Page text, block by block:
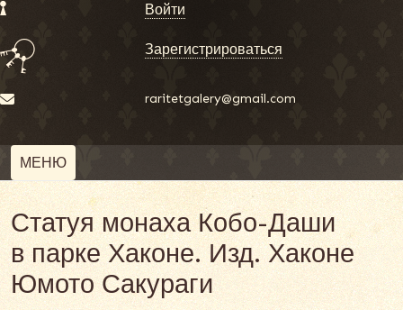
Войти
Зарегистрироваться
raritetgalery@gmail.com
МЕНЮ
Статуя монаха Кобо-Даши
в парке Хаконе. Изд. Хаконе
Юмото Сакураги